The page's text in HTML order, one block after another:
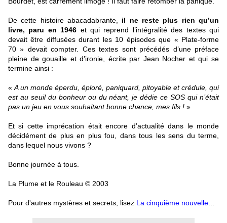
De cette histoire abacadabrante, il ne reste plus rien qu’un
livre, paru en 1946 et qui reprend l’intégralité des textes qui
devait être diffusées durant les 10 épisodes que « Plate-forme
70 » devait compter. Ces textes sont précédés d’une préface
pleine de gouaille et d’ironie, écrite par Jean Nocher et qui se
termine ainsi :
« A un monde éperdu, éploré, paniquard, pitoyable et crédule, qui
est au seuil du bonheur ou du néant, je dédie ce SOS qui n’était
pas un jeu en vous souhaitant bonne chance, mes fils ! »
Et si cette imprécation était encore d’actualité dans le monde
décidément de plus en plus fou, dans tous les sens du terme,
dans lequel nous vivons ?
Bonne journée à tous.
La Plume et le Rouleau © 2003
Pour d'autres mystères et secrets, lisez La cinquième nouvelle